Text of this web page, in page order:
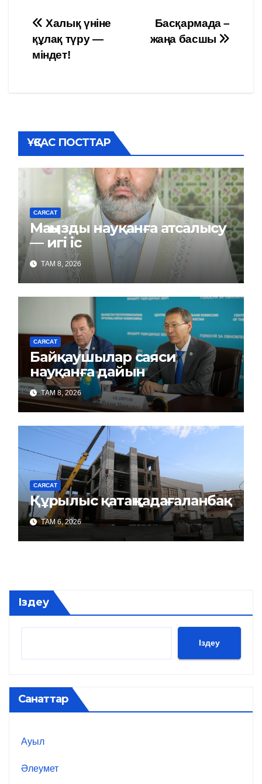
Навигация
по
Басқармада –
жаңа басшы
Халық үніне
құлақ түру —
міндет!
ҰҚСАС ПОСТТАР
САЯСАТ
Маңызды науқанға атсалысу
— игі іс
ТАМ 8, 2026
САЯСАТ
Байқаушылар саяси
науқанға дайын
ТАМ 8, 2026
САЯСАТ
Құрылыс қатаң қадағаланбақ
ТАМ 6, 2026
Іздеу
Іздеу
Санаттар
Ауыл
Әлеумет